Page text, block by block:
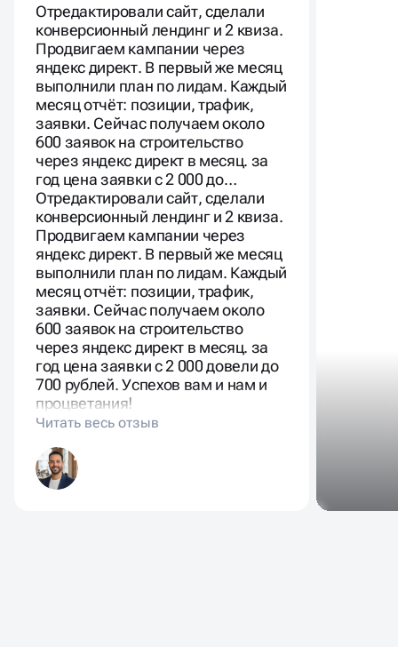
Отредактировали сайт, сделали
конверсионный лендинг и 2 квиза.
Продвигаем кампании через
яндекс директ. В первый же месяц
выполнили план по лидам. Каждый
месяц отчёт: позиции, трафик,
заявки. Сейчас получаем около
600 заявок на строительство
через яндекс директ в месяц. за
год цена заявки с 2 000 до…
Отредактировали сайт, сделали
конверсионный лендинг и 2 квиза.
Продвигаем кампании через
яндекс директ. В первый же месяц
выполнили план по лидам. Каждый
месяц отчёт: позиции, трафик,
заявки. Сейчас получаем около
600 заявок на строительство
через яндекс директ в месяц. за
год цена заявки с 2 000 довели до
700 рублей. Успехов вам и нам и
процветания!